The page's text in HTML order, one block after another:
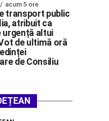
acum 5 ore
transport public
atribuit ca
urgență altui
de ultimă oră
de Consiliu